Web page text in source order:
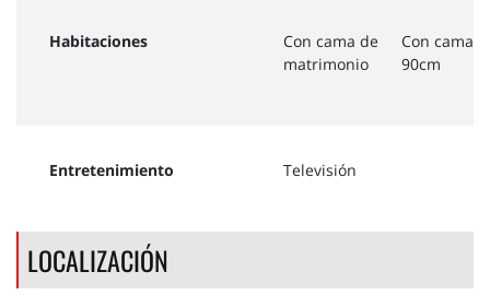
Habitaciones
Con cama de
matrimonio
Con camas
90cm
Entretenimiento Televisión
LOCALIZACIÓN